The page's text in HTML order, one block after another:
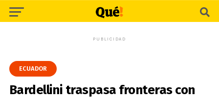
PUBLICIDAD
ECUADOR
Bardellini traspasa fronteras con